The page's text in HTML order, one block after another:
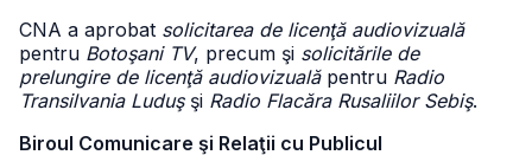
CNA a aprobat solicitarea de licenţă audiovizuală
pentru Botoşani TV, precum şi solicitările de
prelungire de licenţă audiovizualăpentru Radio
Transilvania Luduşşi Radio Flacăra Rusaliilor Sebiş.
Biroul Comunicare şi Relaţii cu Publicul